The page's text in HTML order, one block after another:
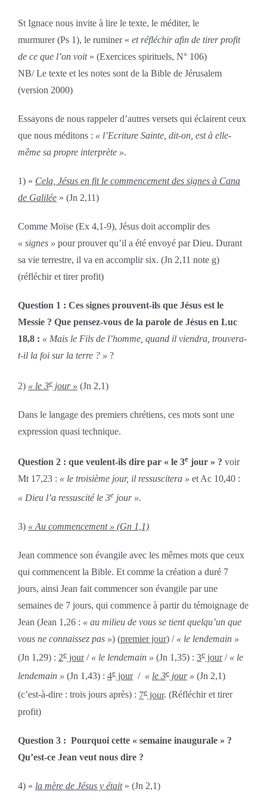
St Ignace nous invite à lire le texte, le méditer, le
murmurer (Ps 1), le ruminer « et réfléchir afin de tirer profit
de ce que l’on voit» (Exercices spirituels, N° 106)
NB/ Le texte et les notes sont de la Bible de Jérusalem
(version 2000)
Essayons de nous rappeler d’autres versets qui éclairent ceux
que nous méditons : « l’Ecriture Sainte, dit-on, est à elle-
même sa propre interprète ».
1) « Cela, Jésus en fit le commencement des signes à Cana
de Galilée» (Jn 2,11)
Comme Moïse (Ex 4,1-9), Jésus doit accomplir des
« signes » pour prouver qu’il a été envoyé par Dieu. Durant
sa vie terrestre, il va en accomplir six. (Jn 2,11 note g)
(réfléchir et tirer profit)
Question 1 : Ces signes prouvent-ils que Jésus est le
Messie ? Que pensez-vous de la parole de Jésus en Luc
18,8 : « Mais le Fils de l’homme, quand il viendra, trouvera-
t-il la foi sur la terre ? » ?
2) « le 3ejour » (Jn 2,1)
Dans le langage des premiers chrétiens, ces mots sont une
expression quasi technique.
Question 2 : que veulent-ils dire par « le 3ejour » ? voir
Mt 17,23 : « le troisième jour, il ressuscitera » et Ac 10,40 :
« Dieu l’a ressuscité le 3ejour ».
3) « Au commencement » (Gn 1,1)
Jean commence son évangile avec les mêmes mots que ceux
qui commencent la Bible. Et comme la création a duré 7
jours, ainsi Jean fait commencer son évangile par une
semaines de 7 jours, qui commence à partir du témoignage de
Jean (Jean 1,26 : « au milieu de vous se tient quelqu’un que
vous ne connaissez pas ») (premier jour) / « le lendemain »
(Jn 1,29) : 2ejour/ « le lendemain » (Jn 1,35) : 3ejour/ « le
lendemain » (Jn 1,43) : 4ejour/ « le 3ejour» (Jn 2,1)
(c’est-à-dire : trois jours après) : 7ejour. (Réfléchir et tirer
profit)
Question 3 : Pourquoi cette « semaine inaugurale » ?
Qu’est-ce Jean veut nous dire ?
4) « la mère de Jésus y était» (Jn 2,1)